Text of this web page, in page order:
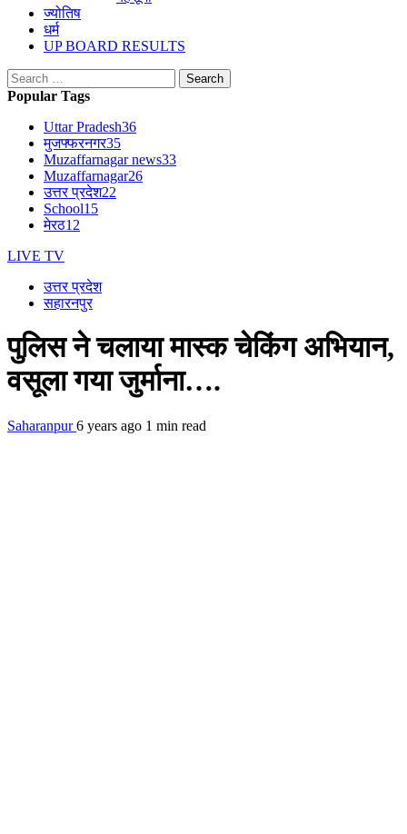
ज्योतिष
धर्म
UP BOARD RESULTS
Search
for:
Popular Tags
Uttar Pradesh36
मुजफ्फरनगर35
Muzaffarnagar news33
Muzaffarnagar26
उत्तर प्रदेश22
School15
मेरठ12
LIVE TV
उत्तर प्रदेश
सहारनपुर
पुलिस ने चलाया मास्क चेकिंग अभियान,
वसूला गया जुर्माना….
Saharanpur6 years ago 1 min read